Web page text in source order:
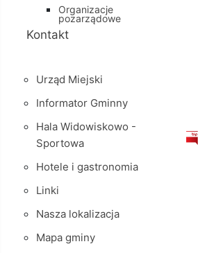
Organizacje
pozarządowe
Kontakt
Urząd Miejski
Informator Gminny
Hala Widowiskowo -
Sportowa
Hotele i gastronomia
Linki
Nasza lokalizacja
Mapa gminy